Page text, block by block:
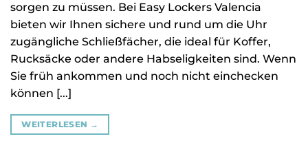
sorgen zu müssen. Bei Easy Lockers Valencia
bieten wir Ihnen sichere und rund um die Uhr
zugängliche Schließfächer, die ideal für Koffer,
Rucksäcke oder andere Habseligkeiten sind. Wenn
Sie früh ankommen und noch nicht einchecken
können [...]
WEITERLESEN →